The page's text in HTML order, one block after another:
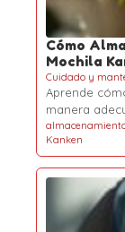
Cómo
Mochila
Cuidado y
Aprende
manera
Kanken